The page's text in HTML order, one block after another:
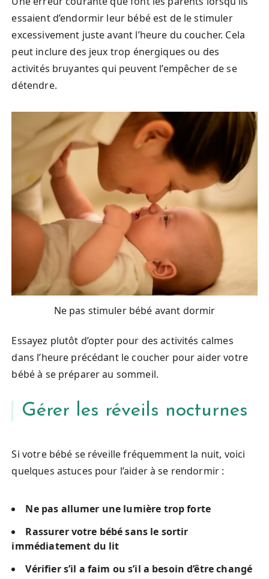
essaient d’endormir leur bébé est de le stimuler
excessivement juste avant l’heure du coucher. Cela
peut inclure des jeux trop énergiques ou des
activités bruyantes qui peuvent l’empêcher de se
détendre.
Ne pas stimuler bébé avant dormir
Essayez plutôt d’opter pour des activités calmes
dans l’heure précédant le coucher pour aider votre
bébé à se préparer au sommeil.
Gérer les réveils nocturnes
Si votre bébé se réveille fréquemment la nuit, voici
quelques astuces pour l’aider à se rendormir :
Ne pas allumer une lumière trop forte
Rassurer votre bébé sans le sortir
immédiatement du lit
Vérifier s’il a faim ou s’il a besoin d’être changé